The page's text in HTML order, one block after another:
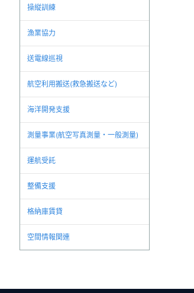
操縦訓練
漁業協力
送電線巡視
航空利用搬送(救急搬送など)
海洋開発支援
測量事業(航空写真測量・一般測量)
運航受託
整備支援
格納庫賃貸
空間情報関連